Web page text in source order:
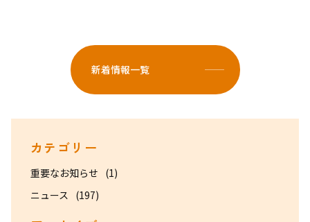
新着情報一覧
カテゴリー
重要なお知らせ (1)
ニュース
(197)